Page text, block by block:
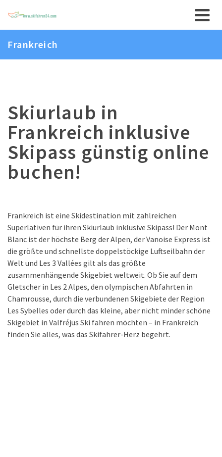
Frankreich
Skiurlaub in
Frankreich inklusive
Skipass günstig online
buchen!
Frankreich ist eine Skidestination mit zahlreichen
Superlativen für ihren Skiurlaub inklusive Skipass! Der Mont
Blanc ist der höchste Berg der Alpen, der Vanoise Express ist
die größte und schnellste doppelstöckige Luftseilbahn der
Welt und Les 3 Vallées gilt als das größte
zusammenhängende Skigebiet weltweit. Ob Sie auf dem
Gletscher in Les 2 Alpes, den olympischen Abfahrten in
Chamrousse, durch die verbundenen Skigebiete der Region
Les Sybelles oder durch das kleine, aber nicht minder schöne
Skigebiet in Valfréjus Ski fahren möchten – in Frankreich
finden Sie alles, was das Skifahrer-Herz begehrt.